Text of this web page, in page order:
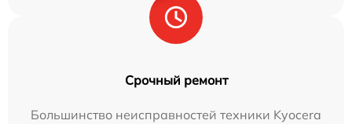
Срочный ремонт
Большинство неисправностей техники Kyocera